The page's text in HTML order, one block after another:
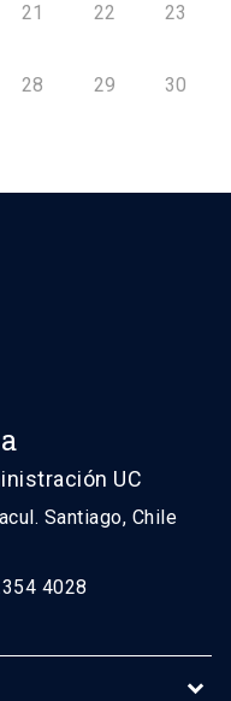
21 22 23
28 29 30
UC
Santiago, Chile
4028